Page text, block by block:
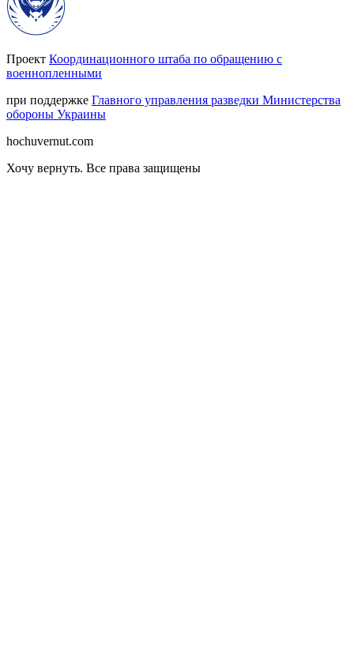
Проект Координационного штаба по обращению с
военнопленными
при поддержке Главного управления разведки Министерства
обороны Украины
hochuvernut.com
Хочу вернуть. Все права защищены